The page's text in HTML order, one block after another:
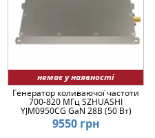
немає у наявності
Генератор коливаючої частоти
700-820 МГц SZHUASHI
YJM0950CG GaN 28В (50 Вт)
9550 грн